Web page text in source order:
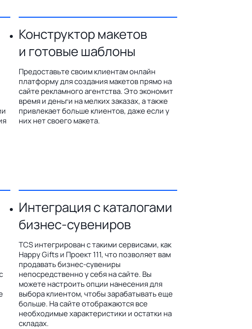
Конструктор макетов
и готовые шаблоны
Предоставьте своим клиентам онлайн
платформу для создания макетов прямо на
сайте рекламного агентства. Это экономит
время и деньги на мелких заказах, а также
привлекает больше клиентов, даже если у
них нет своего макета.
Интеграция с каталогами
бизнес-сувениров
TCS интегрирован с такими сервисами, как
Happy Gifts и Проект 111, что позволяет вам
продавать бизнес-сувениры
непосредственно у себя на сайте. Вы
можете настроить опции нанесения для
выбора клиентом, чтобы зарабатывать еще
больше. На сайте отображаются все
необходимые характеристики и остатки на
складах.